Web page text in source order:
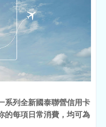
系列全新國泰聯營信用卡
的每項日常消費，均可為